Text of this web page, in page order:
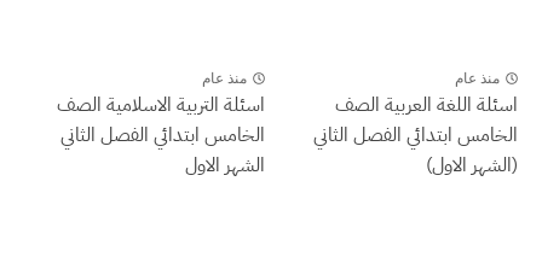
منذ عام
اسئلة اللغة العربية الصف
الخامس ابتدائي الفصل الثاني
(الشهر الاول)
منذ عام
اسئلة التربية الاسلامية الصف
الخامس ابتدائي الفصل الثاني
الشهر الاول